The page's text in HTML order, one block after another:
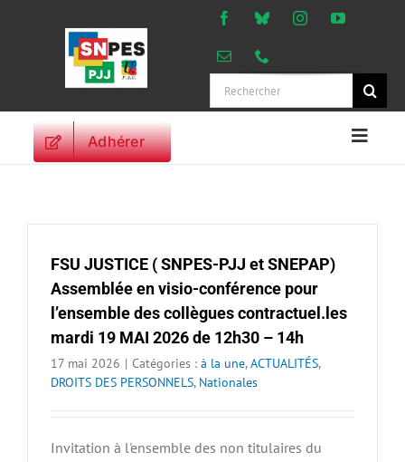
Rechercher:
Adhérer
PROFESSIONNELLES
DROITS DES
PERSONNELS
VIE SYNDICALE
PUBLICATIONS
FSU JUSTICE ( SNPES-PJJ et SNEPAP)
Assemblée en visio-conférence pour
l’ensemble des collègues contractuel.les
mardi 19 MAI 2026 de 12h30 – 14h
17 mai 2026 | Catégories : à la une,ACTUALITÉS,
DROITS DES PERSONNELS, Nationales
Invitation à l'ensemble des non titulaires du